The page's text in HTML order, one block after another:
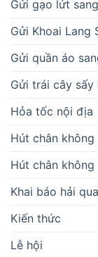
Gửi gạo lứt
Gửi Khoai Lang
Gửi quần áo
Gửi trái cây sấy
Hỏa tốc nội địa
Hút chân không
Hút chân không
Khai báo hải
Kiến thức
Lễ hội